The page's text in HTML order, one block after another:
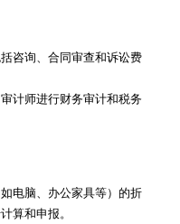
咨询、合同审查和诉讼费
计师进行财务审计和税务
电脑、办公家具等）的折
算和申报。